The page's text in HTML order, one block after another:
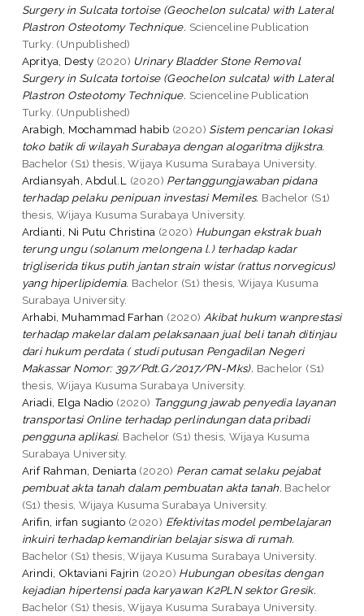
Surgery in Sulcata tortoise (Geochelon sulcata) with Lateral
Plastron Osteotomy Technique. Scienceline Publication
Turky. (Unpublished)
Apritya, Desty (2020) Urinary Bladder Stone Removal
Surgery in Sulcata tortoise (Geochelon sulcata) with Lateral
Plastron Osteotomy Technique. Scienceline Publication
Turky. (Unpublished)
Arabigh, Mochammad habib (2020) Sistem pencarian lokasi
toko batik di wilayah Surabaya dengan alogaritma dijkstra.
Bachelor (S1) thesis, Wijaya Kusuma Surabaya University.
Ardiansyah, Abdul.L
(2020) Pertanggungjawaban pidana
terhadap pelaku penipuan investasi Memiles. Bachelor (S1)
thesis, Wijaya Kusuma Surabaya University.
Ardianti, Ni Putu Christina (2020) Hubungan ekstrak buah
terung ungu (solanum melongena l.) terhadap kadar
trigliserida tikus putih jantan strain wistar (rattus norvegicus)
yang hiperlipidemia. Bachelor (S1) thesis, Wijaya Kusuma
Surabaya University.
Arhabi, Muhammad Farhan (2020) Akibat hukum wanprestasi
terhadap makelar dalam pelaksanaan jual beli tanah ditinjau
dari hukum perdata ( studi putusan Pengadilan Negeri
Makassar Nomor: 397/Pdt.G/2017/PN-Mks). Bachelor (S1)
thesis, Wijaya Kusuma Surabaya University.
Ariadi, Elga Nadio (2020) Tanggung jawab penyedia layanan
transportasi Online terhadap perlindungan data pribadi
pengguna aplikasi. Bachelor (S1) thesis, Wijaya Kusuma
Surabaya University.
Arif Rahman, Deniarta (2020) Peran camat selaku pejabat
pembuat akta tanah dalam pembuatan akta tanah. Bachelor
(S1) thesis, Wijaya Kusuma Surabaya University.
Arifin, irfan sugianto (2020) Efektivitas model pembelajaran
inkuiri terhadap kemandirian belajar siswa di rumah.
Bachelor (S1) thesis, Wijaya Kusuma Surabaya University.
Arindi, Oktaviani Fajrin (2020) Hubungan obesitas dengan
kejadian hipertensi pada karyawan K2PLN sektor Gresik.
Bachelor (S1) thesis, Wijaya Kusuma Surabaya University.